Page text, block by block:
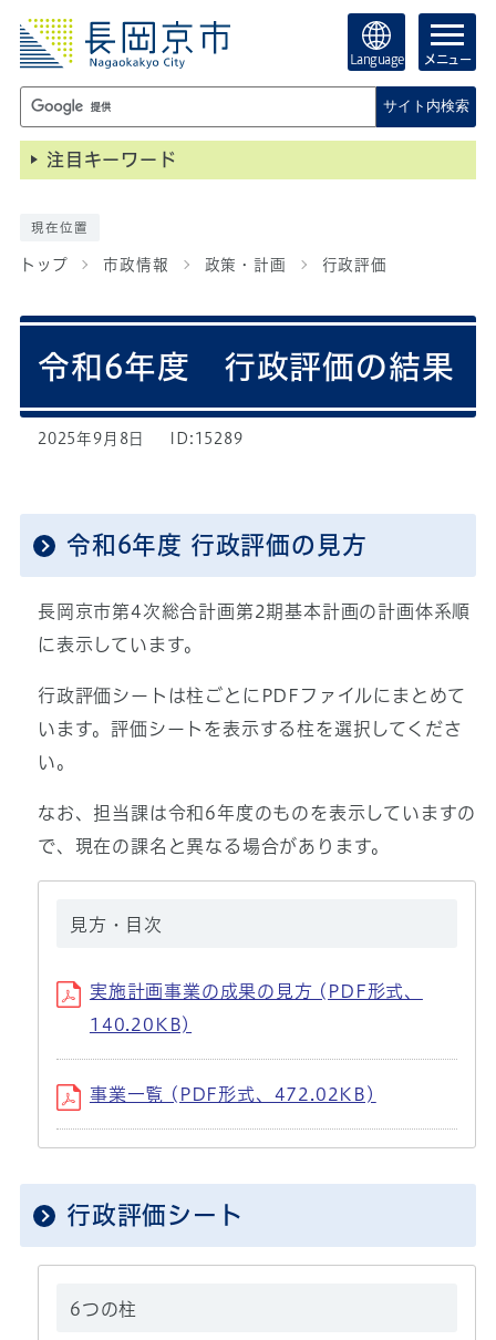
Language メニュー
サイト内検索
注目キーワード
現在位置
トップ 市政情報 政策・計画 行政評価
令和6年度 行政評価の結果
2025年9月8日 ID:15289
令和6年度 行政評価の見方
長岡京市第4次総合計画第2期基本計画の計画体系順
に表示しています。
行政評価シートは柱ごとにPDFファイルにまとめて
います。評価シートを表示する柱を選択してくださ
い。
なお、担当課は令和6年度のものを表示していますの
で、現在の課名と異なる場合があります。
見方・目次
実施計画事業の成果の見方 (PDF形式、
140.20KB)
事業一覧 (PDF形式、472.02KB)
行政評価シート
6つの柱